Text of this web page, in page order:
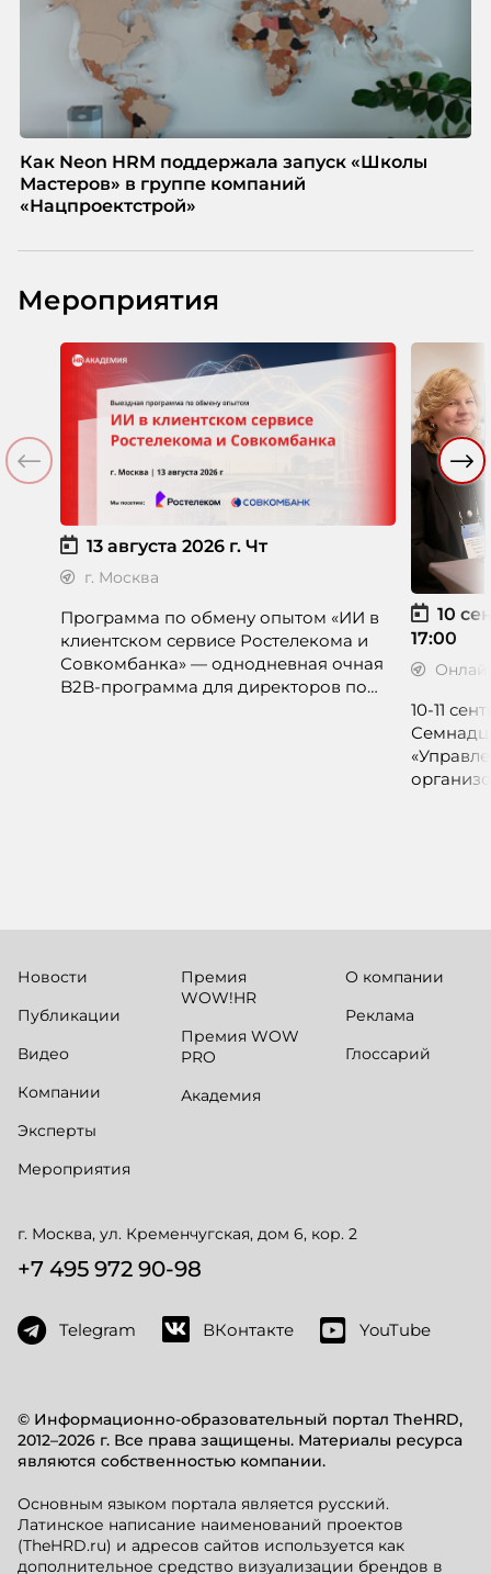
Как Neon HRM поддержала запуск «Школы
Мастеров» в группе компаний
«Нацпроектстрой»
Мероприятия
13 августа 2026 г. Чт
г. Москва
Программа по обмену опытом «ИИ в
клиентском сервисе Ростелекома и
Совкомбанка» — однодневная очная
B2B-программа для директоров по
10
17:00
10-11
© Информационно-образовательный портал TheHRD,
2012–2026 г. Все права защищены. Материалы ресурса
являются собственностью компании.
Основным языком портала является русский.
Латинское написание наименований проектов
(TheHRD.ru) и адресов сайтов используется как
дополнительное средство визуализации брендов в
Новости
Публикации
Видео
Компании
Эксперты
Мероприятия
Премия
WOW!HR
Премия WOW
PRO
Академия
О компании
Реклама
Глоссарий
г. Москва, ул. Кременчугская, дом 6, кор. 2
+7 495 972 90-98
Telegram ВКонтакте YouTube